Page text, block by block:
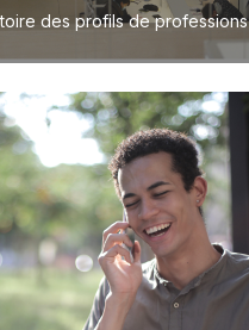
des profils de professions